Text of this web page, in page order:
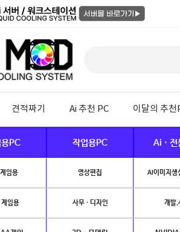
견적짜기 Ai 추천 PC 이달의 추천
PC 작업용PC Ai · 전
임용 영상편집 AI이미지생
게임용 사무 · 디자인 개발.